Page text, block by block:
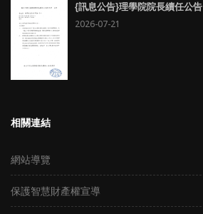
{訊息公告}理學院院長續任公告
2026-07-21
相關連結
網站導覽
保護智慧財產權宣導